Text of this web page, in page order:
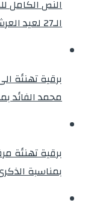
النص الكامل
الـ27 لعيد العرش المجيد
برقية تهنئة
محمد الفائد
برقية تهنئة
بمناسبة